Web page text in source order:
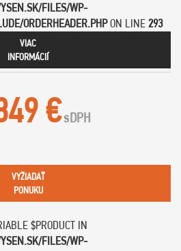
FILES/WP-
ORDERHEADER.PHPON LINE 293
VIAC
INFORMÁCIÍ
€sDPH
VYŽIADAŤ
PONUKU
$PRODUCT IN
FILES/WP-